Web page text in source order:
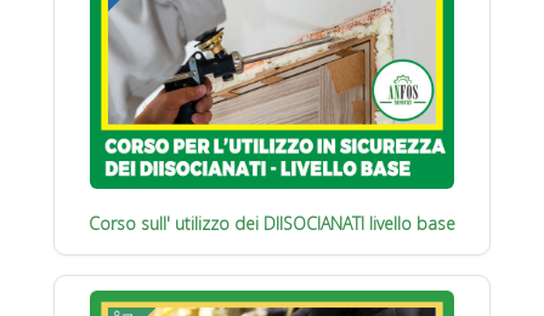
Corso sull' utilizzo dei DIISOCIANATI livello base